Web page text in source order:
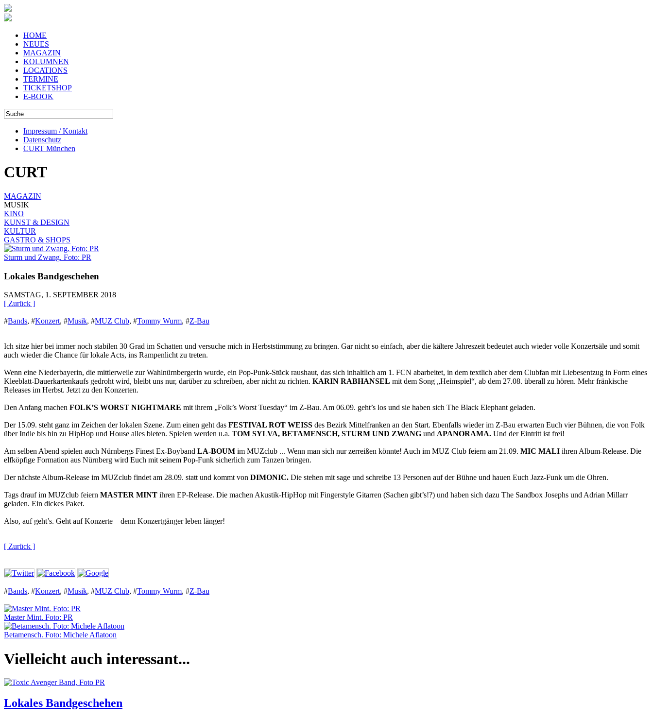
HOME
NEUES
MAGAZIN
KOLUMNEN
LOCATIONS
TERMINE
TICKETSHOP
E-BOOK
Impressum / Kontakt
Datenschutz
CURT München
CURT
MAGAZIN
MUSIK
KINO
KUNST & DESIGN
KULTUR
GASTRO & SHOPS
Sturm und Zwang. Foto: PR
Lokales Bandgeschehen
SAMSTAG, 1. SEPTEMBER 2018
[ Zurück ]
#Bands, #Konzert, #Musik, #MUZ Club, #Tommy Wurm, #Z-Bau
Ich sitze hier bei immer noch stabilen 30 Grad im Schatten und versuche mich in Herbststimmung zu bringen. Gar nicht so einfach, aber die kältere Jahreszeit bedeutet auch wieder volle Konzertsäle und somit
auch wieder die Chance für lokale Acts, ins Rampenlicht zu treten.
Wenn eine Niederbayerin, die mittlerweile zur Wahlnürnbergerin wurde, ein Pop-Punk-Stück raushaut, das sich inhaltlich am 1. FCN abarbeitet, in dem textlich aber dem Clubfan mit Liebesentzug in Form eines
Kleeblatt-Dauerkartenkaufs gedroht wird, bleibt uns nur, darüber zu schreiben, aber nicht zu richten. KARIN RABHANSEL mit dem Song „Heimspiel“, ab dem 27.08. überall zu hören. Mehr fränkische
Releases im Herbst. Jetzt zu den Konzerten.
Den Anfang machen FOLK’S WORST NIGHTMARE mit ihrem „Folk’s Worst Tuesday“ im Z-Bau. Am 06.09. geht’s los und sie haben sich The Black Elephant geladen.
Der 15.09. steht ganz im Zeichen der lokalen Szene. Zum einen geht das FESTIVAL ROT WEISS des Bezirk Mittelfranken an den Start. Ebenfalls wieder im Z-Bau erwarten Euch vier Bühnen, die von Folk
über Indie bis hin zu HipHop und House alles bieten. Spielen werden u.a. TOM SYLVA, BETAMENSCH, STURM UND ZWANG und APANORAMA. Und der Eintritt ist frei!
Am selben Abend spielen auch Nürnbergs Finest Ex-Boyband LA-BOUM im MUZclub ... Wenn man sich nur zerreißen könnte! Auch im MUZ Club feiern am 21.09. MIC MALI ihren Album-Release. Die
elfköpfige Formation aus Nürnberg wird Euch mit seinem Pop-Funk sicherlich zum Tanzen bringen.
Der nächste Album-Release im MUZclub findet am 28.09. statt und kommt von DIMONIC. Die stehen mit sage und schreibe 13 Personen auf der Bühne und hauen Euch Jazz-Funk um die Ohren.
Tags drauf im MUZclub feiern MASTER MINT ihren EP-Release. Die machen Akustik-HipHop mit Fingerstyle Gitarren (Sachen gibt’s!?) und haben sich dazu The Sandbox Josephs und Adrian Millarr
geladen. Ein dickes Paket.
Also, auf geht’s. Geht auf Konzerte – denn Konzertgänger leben länger!
[ Zurück ]
#Bands, #Konzert, #Musik, #MUZ Club, #Tommy Wurm, #Z-Bau
Master Mint. Foto: PR
Betamensch. Foto: Michele Aflatoon
Vielleicht auch interessant...
Lokales Bandgeschehen